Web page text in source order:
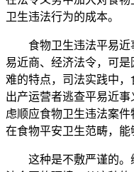
卫生违法行为的成本。
食物卫生违法平易近
易近商、经济法令，可
难的特点，司法实践中
出产运营者逃查平易近
虑顺应食物卫生违法案
在食物平安卫生范畴，能
这种是不敷严谨的。